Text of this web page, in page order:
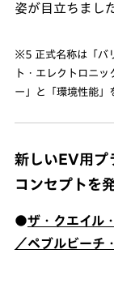
姿が目立ちまし
※5 正式名称は「バ
ト・エレクトロニ
ー」と「環境性能」
新しいEV用プ
コンセプトを
●ザ・クエイル
／ペブルビーチ